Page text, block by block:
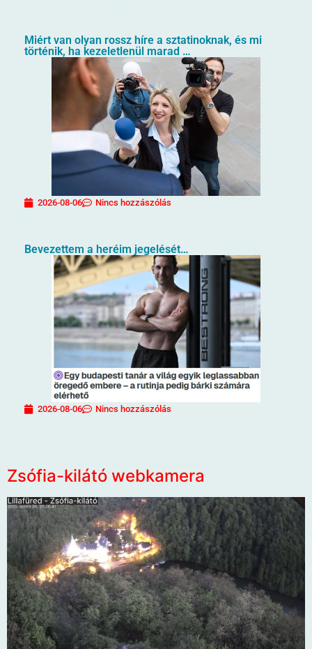
Miért van olyan rossz híre a sztatinoknak, és mi
történik, ha kezeletlenül marad …
2026-08-06 Nincs hozzászólás
Bevezettem a heréim jegelését…
2026-08-06 Nincs hozzászólás
Zsófia-kilátó webkamera